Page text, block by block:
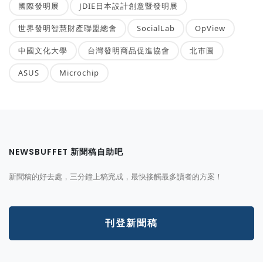
國際發明展 JDIE日本設計創意暨發明展
世界發明智慧財產聯盟總會 SocialLab OpView
中國文化大學 台灣發明商品促進協會 北市圖
ASUS Microchip
NEWSBUFFET 新聞稿自助吧
新聞稿的好去處，三分鐘上稿完成，最快接觸最多讀者的方案！
刊登新聞稿